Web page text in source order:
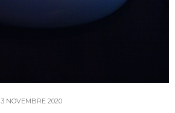
3 NOVEMBRE 2020